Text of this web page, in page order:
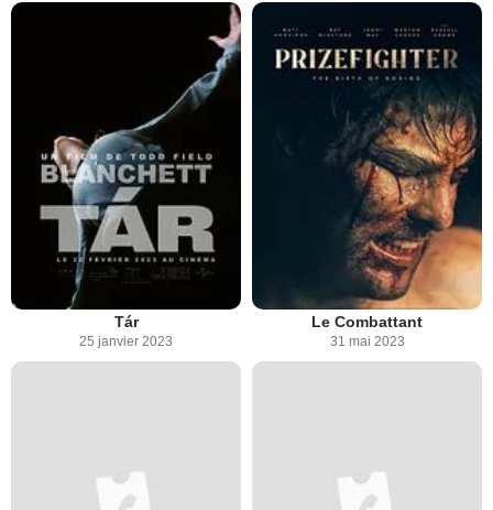
Tár
25 janvier 2023
Le Combattant
31 mai 2023